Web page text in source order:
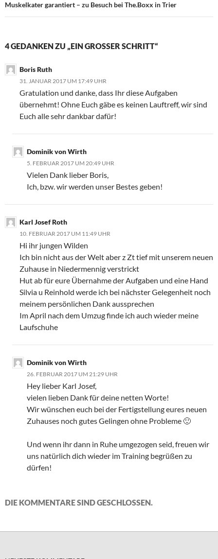
Muskelkater garantiert – zu Besuch bei The.Boxx in Trier
4 GEDANKEN ZU „EIN GROSSER SCHRITT“
Boris Ruth
31. JANUAR 2017 UM 17:49 UHR
Gratulation und danke, dass Ihr diese Aufgaben
übernehmt! Ohne Euch gäbe es keinen Lauftreff, wir sind
Euch alle sehr dankbar dafür!
Dominik von Wirth
5. FEBRUAR 2017 UM 20:49 UHR
Vielen Dank lieber Boris,
Ich, bzw. wir werden unser Bestes geben!
Karl Josef Roth
10. FEBRUAR 2017 UM 11:49 UHR
Hi ihr jungen Wilden
Ich bin nicht aus der Welt aber z Zt tief mit unserem neuen
Zuhause in Niedermennig verstrickt
Hut ab für eure Übernahme der Aufgaben und eine Hand
Silvia u Reinhold werde ich bei nächster Gelegenheit noch
meinem persönlichen Dank aussprechen
Im April nach dem Umzug finde ich auch wieder meine
Laufschuhe
Dominik von Wirth
26. FEBRUAR 2017 UM 21:29 UHR
Hey lieber Karl Josef,
vielen lieben Dank für deine netten Worte!
Wir wünschen euch bei der Fertigstellung eures neuen
Zuhauses noch gutes Gelingen ohne Probleme 🙂
Und wenn ihr dann in Ruhe umgezogen seid, freuen wir
uns natürlich dich wieder im Training begrüßen zu
dürfen!
DIE KOMMENTARE SIND GESCHLOSSEN.